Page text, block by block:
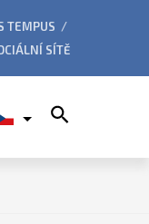
2026
TEMPUS
SÍTĚ